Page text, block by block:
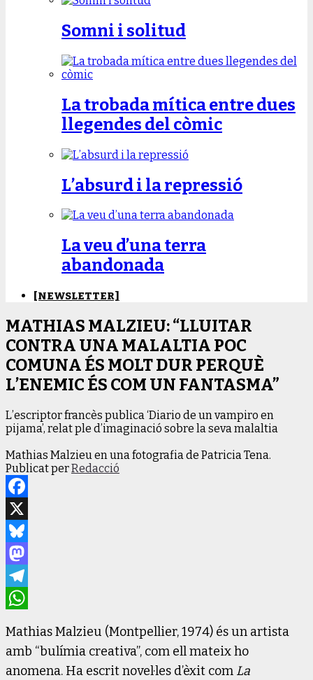
Somni i solitud
La trobada mítica entre dues
llegendes del còmic
L’absurd i la repressió
La veu d’una terra
abandonada
[NEWSLETTER]
MATHIAS MALZIEU: “LLUITAR
CONTRA UNA MALALTIA POC
COMUNA ÉS MOLT DUR PERQUÈ
L’ENEMIC ÉS COM UN FANTASMA”
L’escriptor francès publica ‘Diario de un vampiro en
pijama’, relat ple d’imaginació sobre la seva malaltia
Mathias Malzieu en una fotografia de Patricia Tena.
Publicat perRedacció
Facebook
X
Bluesky
Mastodon
Telegram
Mathias Malzieu (Montpellier, 1974) és un artista
amb “bulímia creativa”, com ell mateix ho
anomena. Ha escrit novel·les d’èxit com La